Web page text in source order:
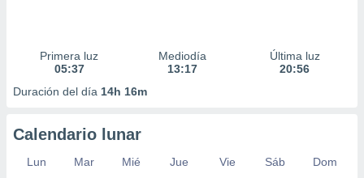
Primera luz
05:37
Mediodía
13:17
Última luz
20:56
Duración del día 14h 16m
Calendario lunar
Lun Mar Mié Jue Vie Sáb
Dom